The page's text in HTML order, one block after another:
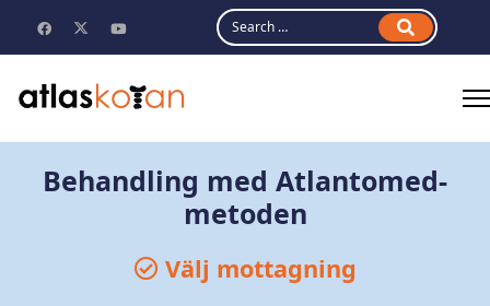
Behandling med Atlantomed-
metoden
Välj mottagning